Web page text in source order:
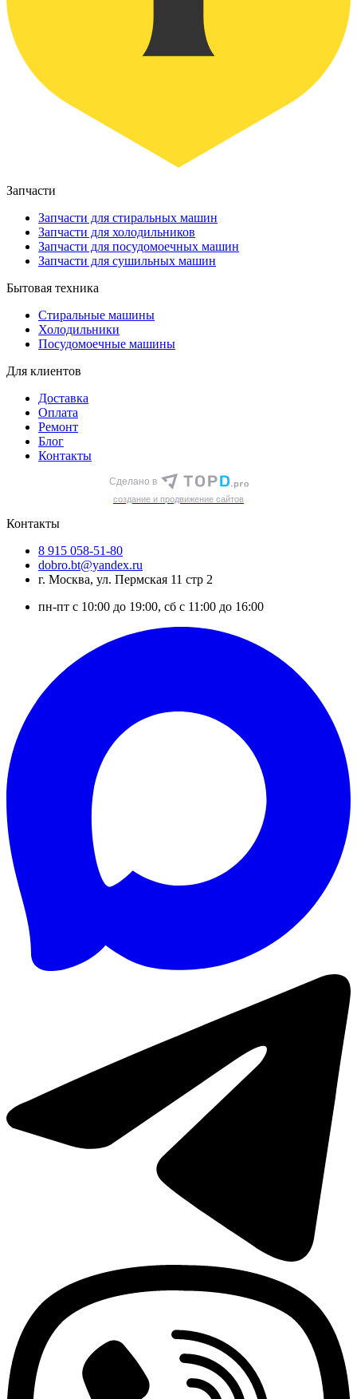
Запчасти
Запчасти для стиральных машин
Запчасти для холодильников
Запчасти для посудомоечных машин
Запчасти для сушильных машин
Бытовая техника
Стиральные машины
Холодильники
Посудомоечные машины
Для клиентов
Доставка
Оплата
Ремонт
Блог
Контакты
Сделано в
cоздание и продвижение сайтов
Контакты
8 915 058-51-80
dobro.bt@yandex.ru
г. Москва, ул. Пермская 11 стр 2
пн-пт с 10:00 до 19:00, сб с 11:00 до 16:00